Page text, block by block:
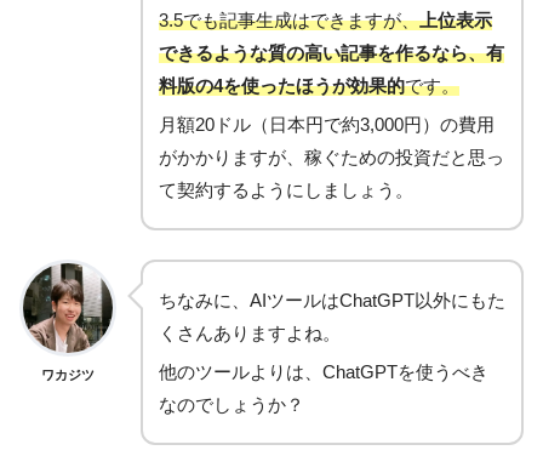
3.5でも記事生成はできますが、上位表示
できるような質の高い記事を作るなら、有
料版の4を使ったほうが効果的です。
月額20ドル（日本円で約3,000円）の費用
がかかりますが、稼ぐための投資だと思っ
て契約するようにしましょう。
ワカジツ
ちなみに、AIツールはChatGPT以外にもた
くさんありますよね。
他のツールよりは、ChatGPTを使うべき
なのでしょうか？